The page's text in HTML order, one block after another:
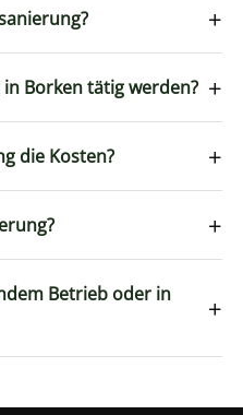
+
Borken tätig werden? +
die Kosten? +
+
Betrieb oder in
+